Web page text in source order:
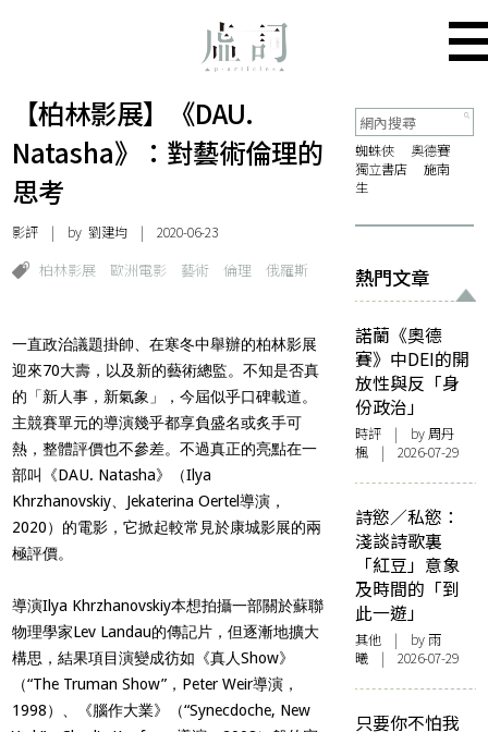
【柏林影展】《DAU.
Natasha》：對藝術倫理的
思考
影評 | by劉建均 | 2020-06-23
柏林影展 歐洲電影 藝術 倫理 俄羅斯
一直政治議題掛帥、在寒冬中舉辦的柏林影展
迎來70大壽，以及新的藝術總監。不知是否真
的「新人事，新氣象」，今屆似乎口碑載道。
主競賽單元的導演幾乎都享負盛名或炙手可
熱，整體評價也不參差。不過真正的亮點在一
部叫《DAU. Natasha》（Ilya
Khrzhanovskiy
Jekaterina Oertel導演，
2020）的電影，它掀起較常見於康城影展的兩
極評價。
導演Ilya Khrzhanovskiy本想拍攝一部關於蘇聯
物理學家Lev Landau的傳記片，但逐漸地擴大
構思，結果項目演變成彷如《真人Show》
（“The Truman Show” ， Peter Weir導演，
1998）、《腦作大業》（“Synecdoche, New
蜘蛛俠
奧德賽
獨立書店
施南
生
熱門文章
諾蘭《奧德
賽》中DEI的開
放性與反「身
份政治」
時評 | by周丹
楓 | 2026-07-29
詩慾／私慾：
淺談詩歌裏
「紅豆」意象
及時間的「到
此一遊」
其他 | by 雨
曦 | 2026-07-29
只要你不怕我